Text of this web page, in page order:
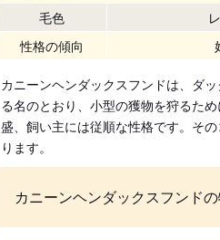
毛色
性格の傾向
カニーンヘンダックスフンドは、ダ
る名のとおり、小型の獲物を狩るた
盛、飼い主には従順な性格です。そ
ります。
カニーンヘンダックスフンド